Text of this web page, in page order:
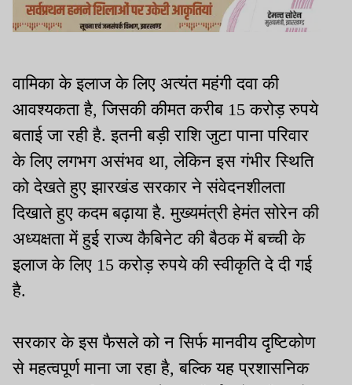
वामिका के इलाज के लिए अत्यंत महंगी दवा की
आवश्यकता है, जिसकी कीमत करीब 15 करोड़ रुपये
बताई जा रही है. इतनी बड़ी राशि जुटा पाना परिवार
के लिए लगभग असंभव था, लेकिन इस गंभीर स्थिति
को देखते हुए झारखंड सरकार ने संवेदनशीलता
दिखाते हुए कदम बढ़ाया है. मुख्यमंत्री हेमंत सोरेन की
अध्यक्षता में हुई राज्य कैबिनेट की बैठक में बच्ची के
इलाज के लिए 15 करोड़ रुपये की स्वीकृति दे दी गई
है.
सरकार के इस फैसले को न सिर्फ मानवीय दृष्टिकोण
से महत्वपूर्ण माना जा रहा है, बल्कि यह प्रशासनिक